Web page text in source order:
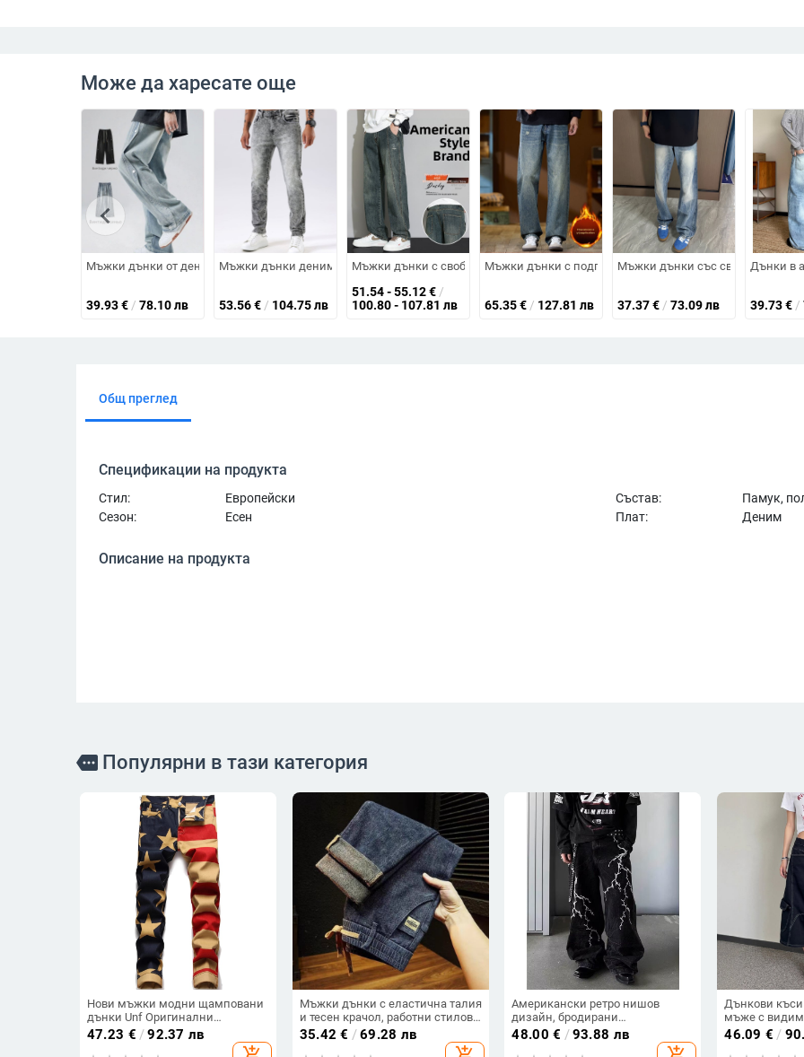
Може да харесате още
Мъжки дънки от деним, 2025 г., нов американски стил — модерен дизайн, универсални ежедневни дънки с права кройка и
39.93€ / 78.10 лв
Мъжки дънки деним със Slim-Fit, 70% памук, цип за закопчаване, средна талия, дълги до глезена
53.56€ / 104.75 лв
Мъжки дънки с свободна кройка и прави крачоли, американски стил, ретро
51.54 - 55.12€ /
100.80 - 107.81 лв
Мъжки дънки с подплата от флис, висока талия, права
65.35€ / 127.81 лв
Мъжки дънки със светкавичен
37.37€ / 73.09 лв
Дънки в
39.73€ /
chevron_left
Общ преглед
Спецификации на продукта
Стил: Европейски Състав:
Памук,
Сезон:
Есен Плат: Деним
Описание на продукта
more Популярни в тази категория
Нови мъжки модни щамповани
дънки Unf Оригинални
ежедневни леки луксозни
мъжки панталони за износ от
47.23 € /92.37 лв
Мъжки дънки с еластична талия
и тесен крачол, работни стилове,
стилни и универсални за пролет
35.42 € /69.28 лв
Американски ретро нишов
дизайн, бродирани
мълниеносни широки дънки,
унисекс, ежедневни улични
48.00 € /93.88 лв
Дънкови
мъже с
свободна
46.09 € /